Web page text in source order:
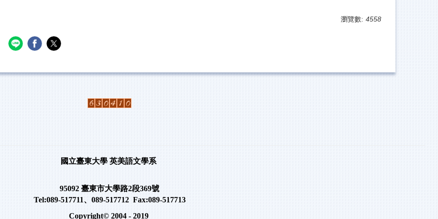
瀏覽數: 4558
國立臺東大學 英美語文學系
95092 臺東市大學路2段369號
Tel:089-517711、 089-517712 Fax:089-517713
Copyright© 2004 - 2019